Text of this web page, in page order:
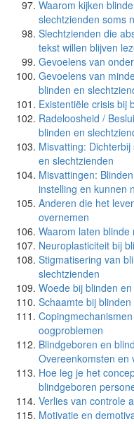
Waarom kijken
slechtzienden soms
Slechtzienden die
tekst willen blijven
Gevoelens van
Gevoelens van
blinden en
Existentiële crisis bij
Radeloosheid /
blinden en
Misvatting:
en slechtzienden
Misvattingen:
instelling en kunnen
Anderen die het
overnemen
Waarom laten
Neuroplasticiteit bij
Stigmatisering van
slechtzienden
Woede bij blinden
Schaamte bij
oogproblemen
Blindgeboren en
Overeenkomsten en
Hoe leg je het
blindgeboren
Verlies van controle
Motivatie en